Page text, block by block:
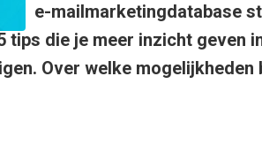
e-mailmarketingdatabase
tips die je meer inzicht geven
Over welke mogelijkheden